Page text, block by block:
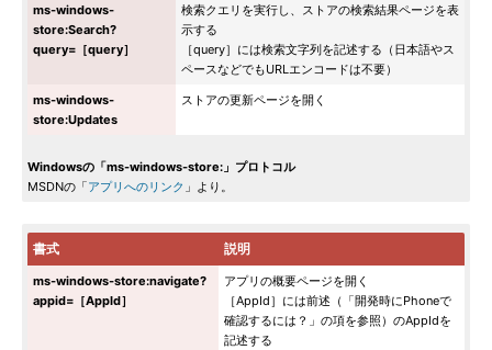
ms-windows-
store:Search?
query=［query］
検索クエリを実行し、ストアの検索結果ページを表
示する
［query］には検索文字列を記述する（日本語やス
ペースなどでもURLエンコードは不要）
ms-windows-
store:Updates
ストアの更新ページを開く
Windowsの「ms-windows-store:」プロトコル
MSDNの「アプリへのリンク 」より。
書式 説明
ms-windows-store:navigate?
appid=［AppId］
アプリの概要ページを開く
［AppId］には前述（「開発時にPhoneで
確認するには？」の項を参照）のAppIdを
記述する